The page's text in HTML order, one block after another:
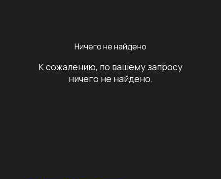
Ничего не найдено
К сожалению, по вашему запросу
ничего не найдено.